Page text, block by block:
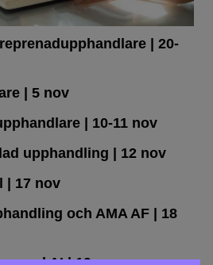
| 20-
| 5 nov
| 10-11 nov
upphandling | 12 nov
| 17 nov
och AMA AF| 18